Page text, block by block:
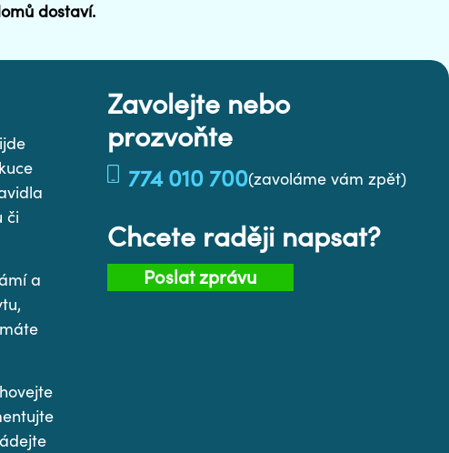
dostaví.
či
a
Zavolejte nebo
prozvoňte
774 010 700(zavoláme vám zpět)
Chcete raději napsat?
Poslat zprávu